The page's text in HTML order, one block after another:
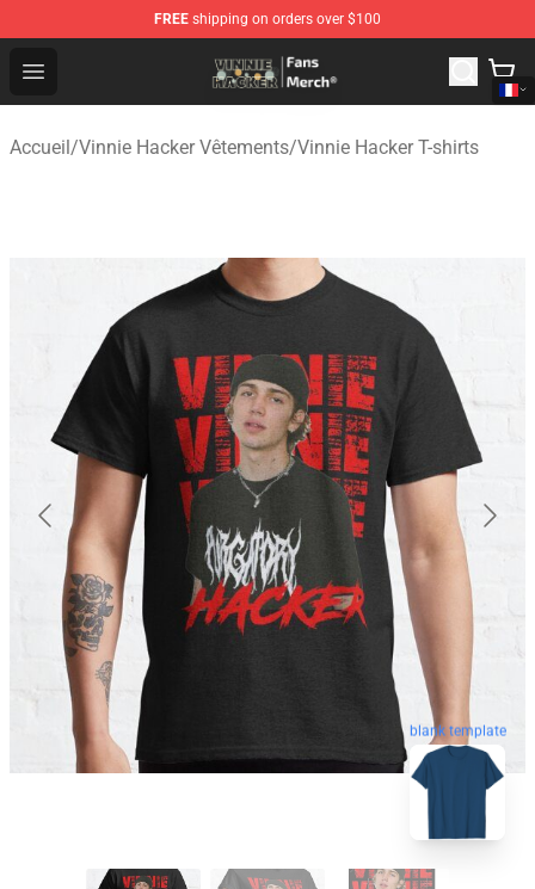
FREE shipping on orders over $100
Open menu
Vinnie Hacker Store - Official Vinnie Hacker Merchandise
Accueil/Vinnie Hacker Vêtements/Vinnie Hacker T-shirts
blank template